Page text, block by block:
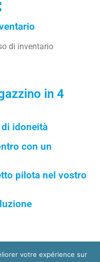
di inventario
in 4
idoneità
con un
pilota nel vostro
votre expérience sur